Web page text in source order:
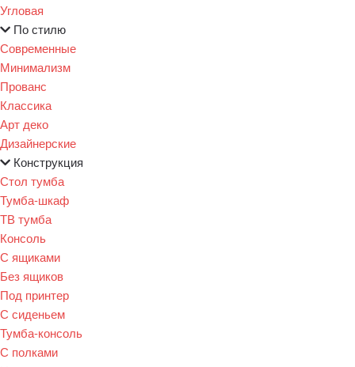
Угловая
По стилю
Современные
Минимализм
Прованс
Классика
Арт деко
Дизайнерские
Конструкция
Стол тумба
Тумба-шкаф
ТВ тумба
Консоль
С ящиками
Без ящиков
Под принтер
С сиденьем
Тумба-консоль
С полками